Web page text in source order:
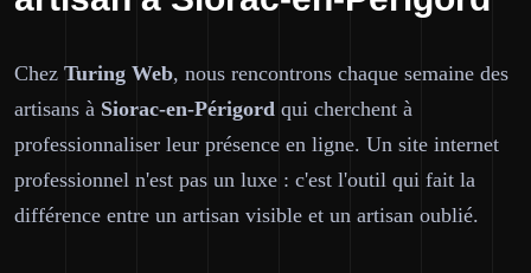
Chez Turing Web, nous rencontrons chaque semaine des
artisans à Siorac-en-Périgord qui cherchent à
professionnaliser leur présence en ligne. Un site internet
professionnel n'est pas un luxe : c'est l'outil qui fait la
différence entre un artisan visible et un artisan oublié.